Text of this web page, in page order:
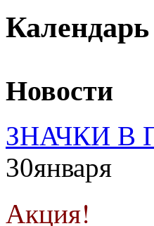
Новости
ЗНАЧКИ В
30января
Акция!